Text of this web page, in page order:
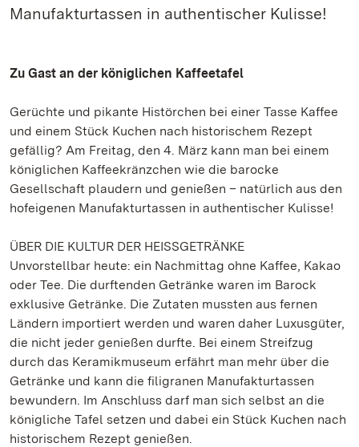
Manufakturtassen in authentischer Kulisse!
Zu Gast an der königlichen Kaffeetafel
Gerüchte und pikante Histörchen bei einer Tasse Kaffee
und einem Stück Kuchen nach historischem Rezept
gefällig? Am Freitag, den 4. März kann man bei einem
königlichen Kaffeekränzchen wie die barocke
Gesellschaft plaudern und genießen – natürlich aus den
hofeigenen Manufakturtassen in authentischer Kulisse!
ÜBER DIE KULTUR DER HEISSGETRÄNKE
Unvorstellbar heute: ein Nachmittag ohne Kaffee, Kakao
oder Tee. Die durftenden Getränke waren im Barock
exklusive Getränke. Die Zutaten mussten aus fernen
Ländern importiert werden und waren daher Luxusgüter,
die nicht jeder genießen durfte. Bei einem Streifzug
durch das Keramikmuseum erfährt man mehr über die
Getränke und kann die filigranen Manufakturtassen
bewundern. Im Anschluss darf man sich selbst an die
königliche Tafel setzen und dabei ein Stück Kuchen nach
historischem Rezept genießen.